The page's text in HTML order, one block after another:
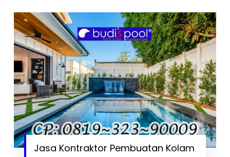
Jasa Kontraktor Pembuatan Kolam